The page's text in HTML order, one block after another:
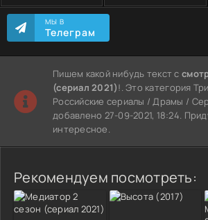
МЫ В
Телеграм
Пишем какой нибудь текст с
(сериал 2021)!. Это категория
Российские сериалы / Драмы /
добавлено 27-09-2021, 18:24.
интересное.
Рекомендуем посмотреть: